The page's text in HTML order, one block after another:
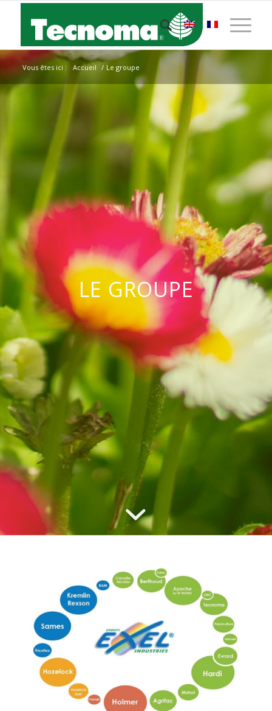
Vous êtes ici : Accueil / Le groupe
LE GROUPE